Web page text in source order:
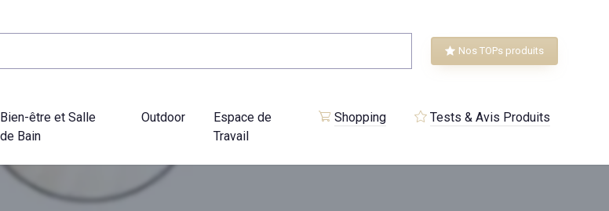
Nos TOPs produits
Bien-être et Salle
de Bain
Outdoor
Espace de
Travail
Shopping Tests & Avis Produits